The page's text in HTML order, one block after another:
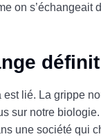
on
est lié. La grippe
sur notre
une société qui